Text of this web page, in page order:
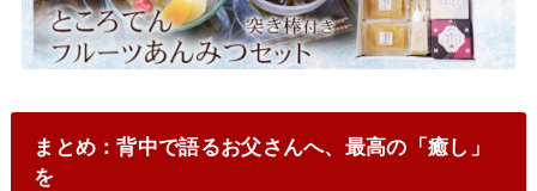
まとめ：背中で語るお父さんへ、最高の「癒し」
を